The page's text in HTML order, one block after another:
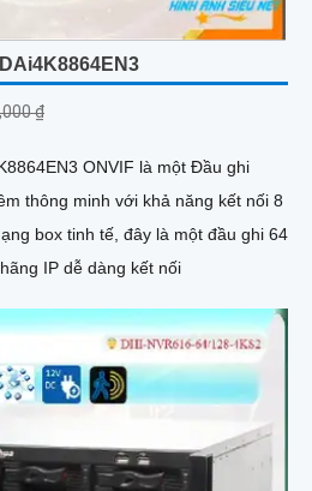
₫
ONVIF là một Đầu ghi
thông minh với khả năng kết nối 8
IP dễ dàng kết nối